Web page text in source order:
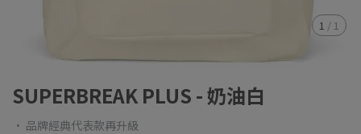
1 / 1
SUPERBREAK PLUS - 奶油白
• 品牌經典代表款再升級